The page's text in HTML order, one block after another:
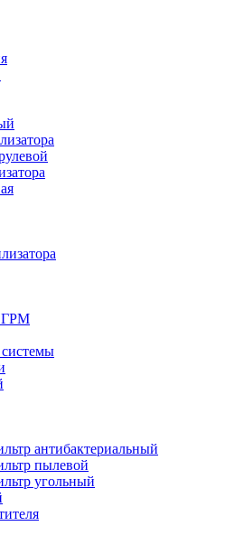
ГРМ
антибактериальный
пылевой
угольный